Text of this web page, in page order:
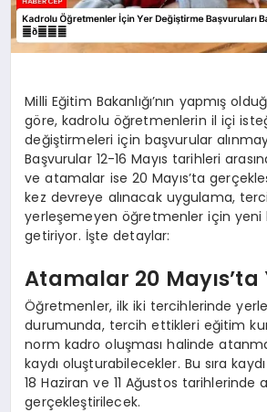
Milli Eğitim Bakanlığı’nın yapmış
göre, kadrolu öğretmenlerin il içi
değiştirmeleri için başvurular
Başvurular 12-16 Mayıs tarihleri
ve atamalar ise 20 Mayıs’ta
kez devreye alınacak uygulama,
yerleşemeyen öğretmenler için yeni
getiriyor. İşte detaylar:
Atamalar 20
Öğretmenler, ilk iki tercihlerinde
durumunda, tercih ettikleri eğitim
norm kadro oluşması halinde
kaydı oluşturabilecekler. Bu sıra
18 Haziran ve 11 Ağustos tarihlerinde
gerçekleştirilecek.